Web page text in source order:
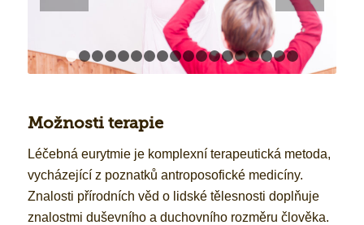
3 4 5 6 7 8 9 1011 1213 1415
Možnosti terapie
Léčebná eurytmie je komplexní terapeutická metoda,
vycházející z poznatků antroposofické medicíny.
Znalosti přírodních věd o lidské tělesnosti doplňuje
znalostmi duševního a duchovního rozměru člověka.